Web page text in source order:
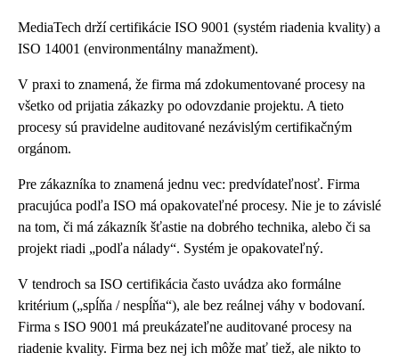
MediaTech drží certifikácie ISO 9001 (systém riadenia kvality) a
ISO 14001 (environmentálny manažment).
V praxi to znamená, že firma má zdokumentované procesy na
všetko od prijatia zákazky po odovzdanie projektu. A tieto
procesy sú pravidelne auditované nezávislým certifikačným
orgánom.
Pre zákazníka to znamená jednu vec: predvídateľnosť. Firma
pracujúca podľa ISO má opakovateľné procesy. Nie je to závislé
na tom, či má zákazník šťastie na dobrého technika, alebo či sa
projekt riadi „podľa nálady“. Systém je opakovateľný.
V tendroch sa ISO certifikácia často uvádza ako formálne
kritérium („spĺňa / nespĺňa“), ale bez reálnej váhy v bodovaní.
Firma s ISO 9001 má preukázateľne auditované procesy na
riadenie kvality. Firma bez nej ich môže mať tiež, ale nikto to